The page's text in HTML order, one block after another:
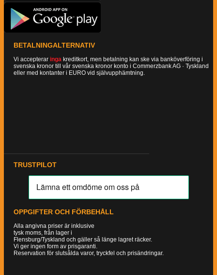
BETALNINGALTERNATIV
Vi accepterar inga kreditkort, men betalning kan ske via banköverföring i
svenska kronor till vår svenska kronor konto i Commerzbank AG · Tyskland
eller med kontanter i EURO vid självupphämtning.
TRUSTPILOT
OPPGIFTER OCH FÖRBEHÅLL
Alla angivna priser är inklusive
tysk moms, från lager i
Flensburg/Tyskland och gäller så länge lagret räcker.
Vi ger ingen form av prisgaranti.
Reservation för slutsålda varor, tryckfel och prisändringar.